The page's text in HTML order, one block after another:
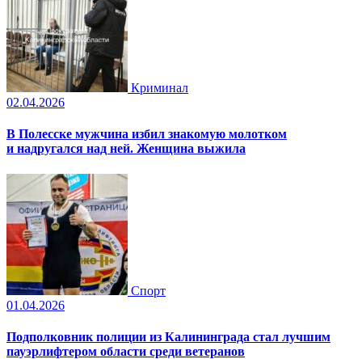
Криминал
02.04.2026
В Полесске мужчина избил знакомую молотком
и надругался над ней. Женщина выжила
Спорт
01.04.2026
Подполковник полиции из Калининграда стал лучшим
пауэрлифтером области среди ветеранов